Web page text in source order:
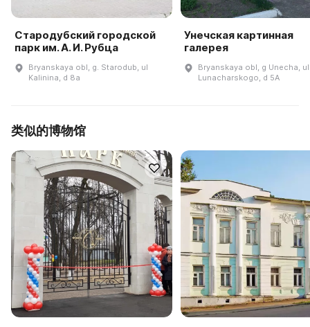
Стародубский городской
парк им. А. И. Рубца
Bryanskaya obl, g. Starodub, ul
Kalinina, d 8a
Унечская картинная
галерея
Bryanskaya obl, g Unecha, ul
Lunacharskogo, d 5A
类似的博物馆